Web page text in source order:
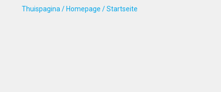
Thuispagina / Homepage / Startseite